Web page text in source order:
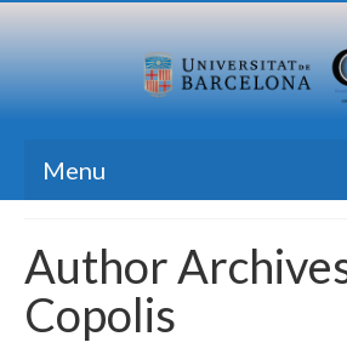
Menu
Research
Formation
Author
Copolis